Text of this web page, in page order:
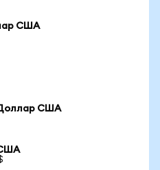
США
Доллар США